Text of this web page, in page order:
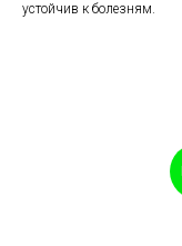
устойчив к болезням.